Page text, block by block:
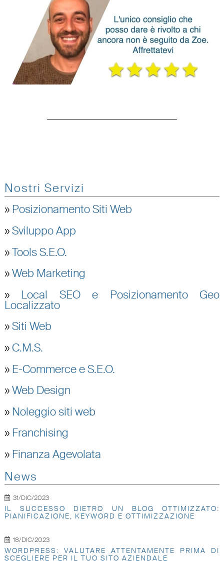
Nostri Servizi
» Posizionamento Siti Web
»Sviluppo App
»Tools S.E.O.
»Web Marketing
» Local SEO e Posizionamento Geo
Localizzato
»Siti Web
» C.M.S.
» E-Commerce e S.E.O.
»Web Design
» Noleggio siti web
» Franchising
» Finanza Agevolata
News
31/DIC/2023
IL SUCCESSO DIETRO UN BLOG OTTIMIZZATO:
PIANIFICAZIONE, KEYWORD E OTTIMIZZAZIONE
18/DIC/2023
WORDPRESS: VALUTARE ATTENTAMENTE PRIMA DI
SCEGLIERE PER IL TUO SITO AZIENDALE